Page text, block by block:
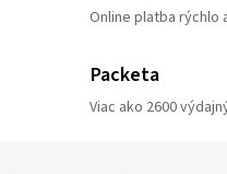
Online platba rýchlo
Packeta
Viac ako 2600